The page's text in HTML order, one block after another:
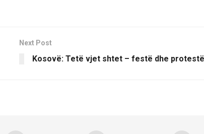
Next Post
Kosovë: Tetë vjet shtet – festë dhe protestë